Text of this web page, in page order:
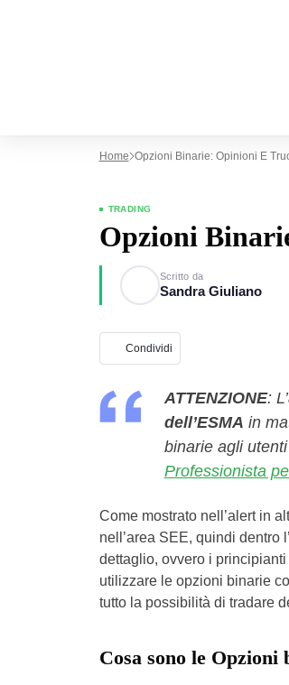
Home Opzioni Binarie: Opinioni E
TRADING
Opzioni
Scritto da
Sandra Giuliano
Condividi
ATTENZIONE:
dell’ESMA in
binarie agli
Professionista
Come mostrato nell’alert in
nell’area SEE, quindi dentro
dettaglio, ovvero i
utilizzare le opzioni binarie
tutto la possibilità di tradare
Cosa sono le Opzioni